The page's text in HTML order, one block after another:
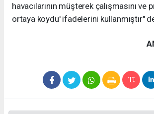
havacılarının müşterek çalışmasını
ortaya koydu' ifadelerini kullanmıştır"